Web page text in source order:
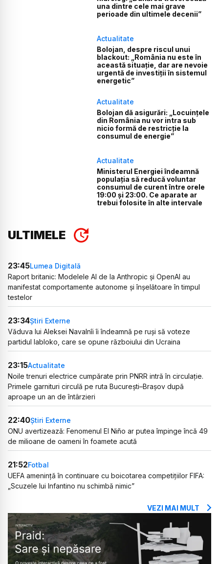
una dintre cele mai grave
perioade din ultimele decenii”
Actualitate
Bolojan, despre riscul unui
blackout: „România nu este în
această situație, dar are nevoie
urgentă de investiții în sistemul
energetic”
Actualitate
Bolojan dă asigurări: „Locuințele
din România nu vor intra sub
nicio formă de restricție la
consumul de energie”
Actualitate
Ministerul Energiei îndeamnă
populația să reducă voluntar
consumul de curent între orele
19:00 și 23:00. Ce aparate ar
trebui folosite în alte intervale
ULTIMELE
23:45Lumea Digitală
Raport britanic: Modelele AI de la Anthropic și OpenAI au
manifestat comportamente autonome și înșelătoare în timpul
testelor
23:34Știri Externe
Văduva lui Aleksei Navalnîi îi îndeamnă pe ruși să voteze
partidul Iabloko, care se opune războiului din Ucraina
23:15Actualitate
Noile trenuri electrice cumpărate prin PNRR intră în circulație.
Primele garnituri circulă pe ruta București–Brașov după
aproape un an de întârzieri
22:40Știri Externe
ONU avertizează: Fenomenul El Niño ar putea împinge încă 49
de milioane de oameni în foamete acută
21:52Fotbal
UEFA amenință în continuare cu boicotarea competițiilor FIFA:
„Scuzele lui Infantino nu schimbă nimic”
VEZI MAI MULT